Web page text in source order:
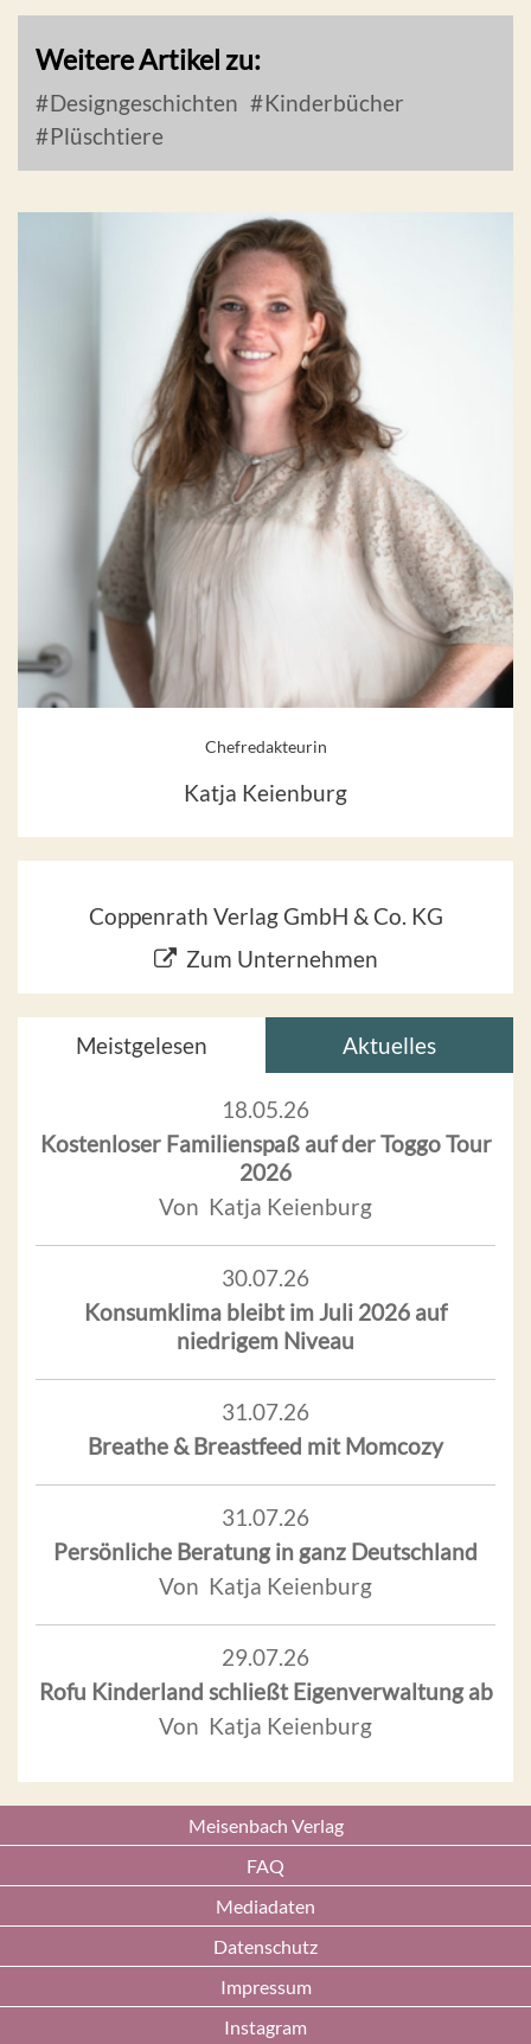
Weitere Artikel zu:
Designgeschichten
Kinderbücher
Plüschtiere
Chefredakteurin
Katja Keienburg
Coppenrath Verlag GmbH & Co. KG
Zum Unternehmen
Meistgelesen Aktuelles
18.05.26
Kostenloser Familienspaß auf der Toggo Tour
2026
Von Katja Keienburg
30.07.26
Konsumklima bleibt im Juli 2026 auf
niedrigem Niveau
31.07.26
Breathe & Breastfeed mit Momcozy
31.07.26
Persönliche Beratung in ganz Deutschland
Von Katja Keienburg
29.07.26
Rofu Kinderland schließt Eigenverwaltung ab
Von Katja Keienburg
Meisenbach Verlag
FAQ
Mediadaten
Datenschutz
Impressum
Instagram